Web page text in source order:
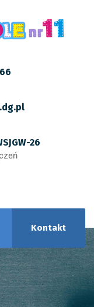
26
Kontakt